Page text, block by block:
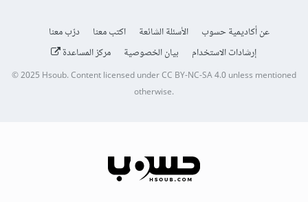
عن أكاديمية حسوب الأسئلة الشائعة اكتب معنا
درّب معنا
إرشادات الاستخدام
بيان الخصوصية مركز المساعدة
© 2025Hsoub.Content licensed underCC BY-NC-SA 4.0unless mentioned
otherwise.